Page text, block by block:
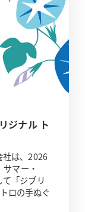
ジナル ト
社は、2026
マー・
「ジブリ
ロの手ぬぐ